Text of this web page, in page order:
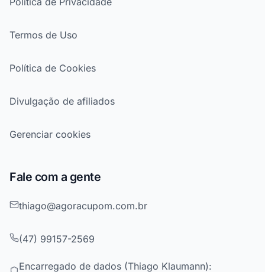
Termos de Uso
Política de Cookies
Divulgação de afiliados
Gerenciar cookies
Fale com a gente
thiago@agoracupom.com.br
(47) 99157-2569
Encarregado de dados (Thiago Klaumann):